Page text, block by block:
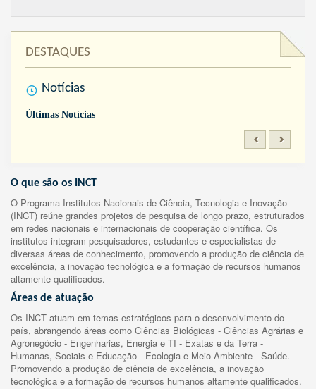
DESTAQUES
Notícias
Últimas Notícias
O que são os INCT
O Programa Institutos Nacionais de Ciência, Tecnologia e Inovação
(INCT) reúne grandes projetos de pesquisa de longo prazo, estruturados
em redes nacionais e internacionais de cooperação científica. Os
institutos integram pesquisadores, estudantes e especialistas de
diversas áreas de conhecimento, promovendo a produção de ciência de
excelência, a inovação tecnológica e a formação de recursos humanos
altamente qualificados.
Áreas de atuação
Os INCT atuam em temas estratégicos para o desenvolvimento do
país, abrangendo áreas como Ciências Biológicas - Ciências Agrárias e
Agronegócio - Engenharias, Energia e TI - Exatas e da Terra -
Humanas, Sociais e Educação - Ecologia e Meio Ambiente - Saúde.
Promovendo a produção de ciência de excelência, a inovação
tecnológica e a formação de recursos humanos altamente qualificados.